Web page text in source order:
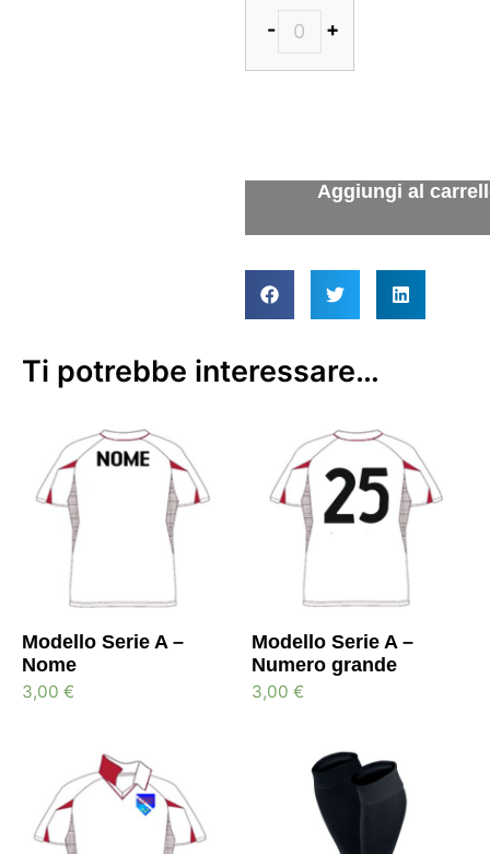
- +
Ti potrebbe interessare…
Modello Serie A –
Nome
3,00 €
Modello Serie A –
Numero grande
3,00 €